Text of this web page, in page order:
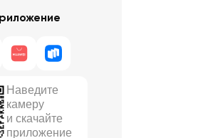
Наведите
камеру
и скачайте
приложение